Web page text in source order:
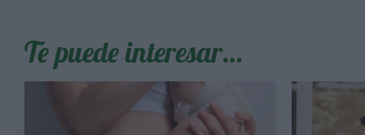
Te puede interesar…